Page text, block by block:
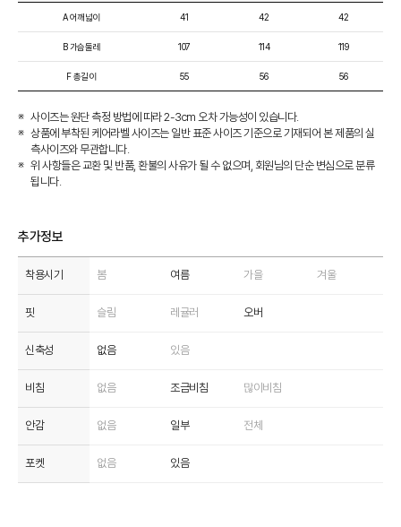
A 어깨넓이
B 가슴둘레
F 총길이
41
107
55
42
114
56
42
119
56
사이즈는 원단 측정 방법에 따라 2-3cm 오차 가능성이 있습니다.
상품에 부착된 케어라벨 사이즈는 일반 표준 사이즈 기준으로 기재되어 본 제품의 실
측사이즈와 무관합니다.
위 사항들은 교환 및 반품, 환불의 사유가 될 수 없으며, 회원님의 단순 변심으로 분류
됩니다.
추가정보
착용시기 봄 여름 가을 겨울
핏 슬림 레귤러 오버
신축성 없음 있음
비침 없음 조금비침 많이비침
안감 없음 일부 전체
포켓 없음 있음